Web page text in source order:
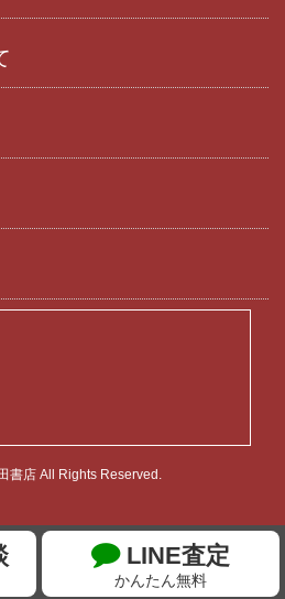
LINE査定
かんたん無料
書店 All Rights Reserved.